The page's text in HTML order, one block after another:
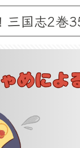
三国志2巻